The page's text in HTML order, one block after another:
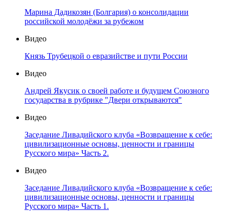
Марина Дадикозян (Болгария) о консолидации
российской молодёжи за рубежом
Видео
Князь Трубецкой о евразийстве и пути России
Видео
Андрей Якусик о своей работе и будущем Союзного
государства в рубрике "Двери открываются"
Видео
Заседание Ливадийского клуба «Возвращение к себе:
цивилизационные основы, ценности и границы
Русского мира» Часть 2.
Видео
Заседание Ливадийского клуба «Возвращение к себе:
цивилизационные основы, ценности и границы
Русского мира» Часть 1.